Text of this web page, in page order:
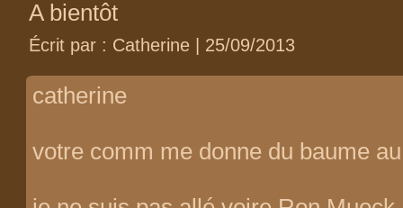
A bientôt
Écrit par : Catherine | 25/09/2013
catherine
votre comm me donne du baume